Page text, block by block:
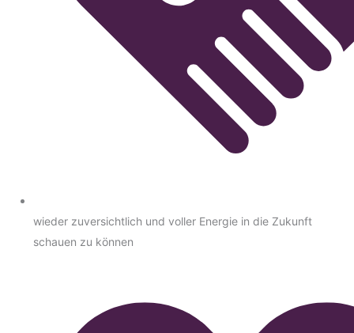
wieder zuversichtlich und voller Energie in die Zukunft
schauen zu können